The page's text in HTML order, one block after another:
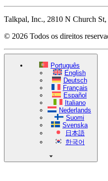
Talkpal, Inc., 2810 N Church
© 2026 Todos os direitos
Português
English
Deutsch
Français
Español
Italiano
Nederlands
Suomi
Svenska
日本語
한국어